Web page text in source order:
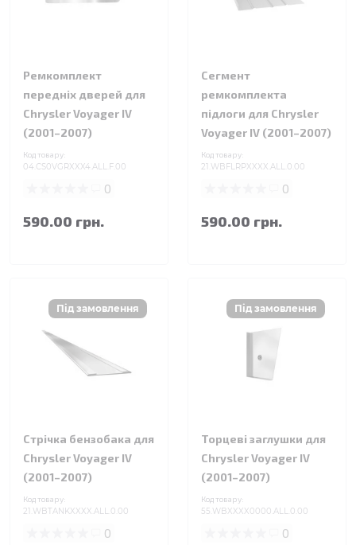
Ремкомплект
передніх дверей для
Chrysler Voyager IV
(2001–2007)
Код товару:
04.CS0VGRXXX4.ALL.F.00
0
590.00 грн.
Сегмент
ремкомплекта
підлоги для Chrysler
Voyager IV (2001–2007)
Код товару:
21.WBFLRPXXXX.ALL.0.00
0
590.00 грн.
Стрічка бензобака для
Chrysler Voyager IV
(2001–2007)
Код товару:
21.WBTANKXXXX.ALL.0.00
0
Торцеві заглушки для
Chrysler Voyager IV
(2001–2007)
Код товару:
55.WBXXXX0000.ALL.0.00
0